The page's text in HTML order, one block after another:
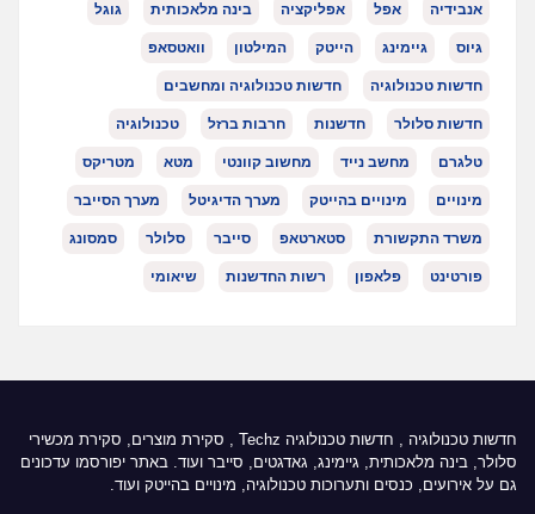
אנבידיה אפל אפליקציה בינה מלאכותית גוגל
גיוס גיימינג הייטק המילטון וואטסאפ
חדשות טכנולוגיה חדשות טכנולוגיה ומחשבים
חדשות סלולר חדשנות חרבות ברזל טכנולוגיה
טלגרם מחשב נייד מחשוב קוונטי מטא מטריקס
מינויים מינויים בהייטק מערך הדיגיטל מערך הסייבר
משרד התקשורת סטארטאפ סייבר סלולר סמסונג
פורטינט פלאפון רשות החדשנות שיאומי
חדשות טכנולוגיה , חדשות טכנולוגיה Techz
, סקירת מוצרים, סקירת מכשירי
סלולר, בינה מלאכותית, גיימינג, גאדגטים, סייבר ועוד. באתר יפורסמו עדכונים
גם על אירועים, כנסים ותערוכות טכנולוגיה, מינויים בהייטק ועוד.